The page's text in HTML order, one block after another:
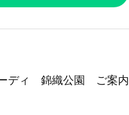
ディ 錦織公園 ご案内